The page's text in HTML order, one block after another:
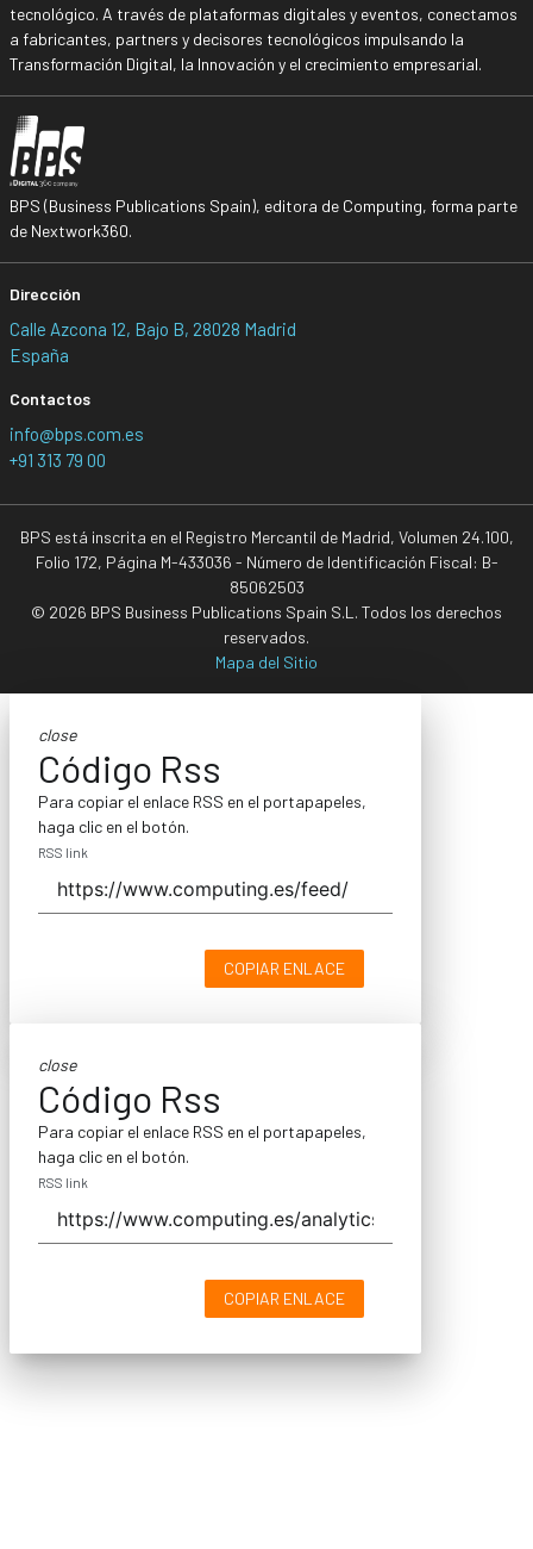
tecnológico. A través de plataformas digitales y eventos, conectamos
a fabricantes, partners y decisores tecnológicos impulsando la
Transformación Digital, la Innovación y el crecimiento empresarial.
BPS (Business Publications Spain), editora de Computing, forma parte
de Nextwork360.
Dirección
Calle Azcona 12, Bajo B, 28028 Madrid
España
Contactos
info@bps.com.es
+91 313 79 00
BPS está inscrita en el Registro Mercantil de Madrid, Volumen 24.100,
Folio 172, Página M-433036 - Número de Identificación Fiscal: B-
85062503
© 2026 BPS Business Publications Spain S.L. Todos los derechos
reservados.
Mapa del Sitio
close
Código Rss
Para copiar el enlace RSS en el portapapeles,
haga clic en el botón.
RSS link
COPIAR ENLACE
close
Código Rss
Para copiar el enlace RSS en el portapapeles,
haga clic en el botón.
RSS link
COPIAR ENLACE